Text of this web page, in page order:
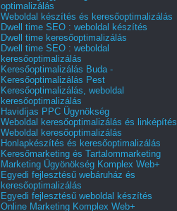
optimalizálás
Weboldal készítés és keresőoptimalizálás
Dwell time SEO : weboldal készítés
Dwell time keresőoptimalizálás
Dwell time SEO : weboldal
keresőoptimalizálás
Keresőoptimalizálás Buda -
Keresőoptimalizálás Pest
Keresőoptimalizálás, weboldal
keresőoptimalizálás
Havidíjas PPC Ügynökség
Weboldal keresőoptimalizálás és linképítés
Weboldal keresőoptimalizálás
Honlapkészítés és keresőoptimalizálás
Keresőmarketing és Tartalommarketing
Marketing Ügyönökség Komplex Web+
Egyedi fejlesztésű webáruház és
keresőoptimalizálás
Egyedi fejlesztésű weboldal készítés
Online Marketing Komplex Web+